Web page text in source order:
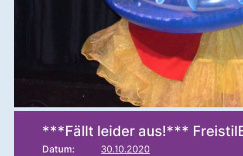
***Fällt leider aus!***
Datum:
30.10.2020